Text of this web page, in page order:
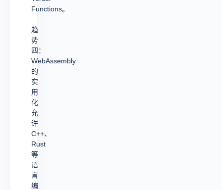
Functions。
趋
势
四：
WebAssembly
的
实
用
化
允
许
C++、
Rust
等
语
言
编